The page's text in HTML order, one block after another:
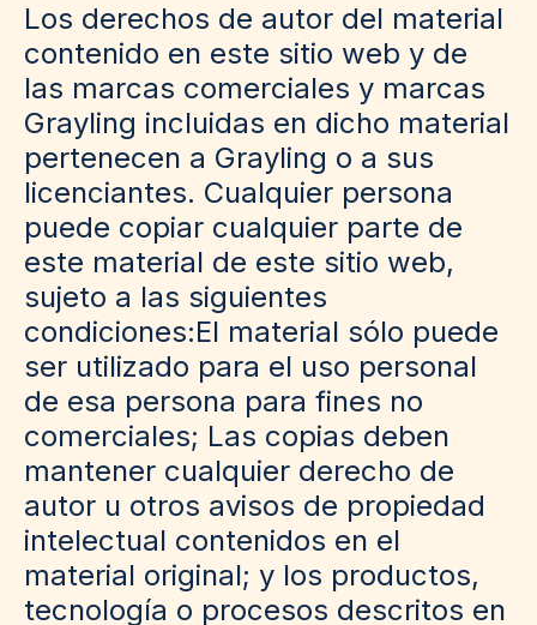
Los derechos de autor del material
contenido en este sitio web y de
las marcas comerciales y marcas
Grayling incluidas en dicho material
pertenecen a Grayling o a sus
licenciantes. Cualquier persona
puede copiar cualquier parte de
este material de este sitio web,
sujeto a las siguientes
condiciones:El material sólo puede
ser utilizado para el uso personal
de esa persona para fines no
comerciales; Las copias deben
mantener cualquier derecho de
autor u otros avisos de propiedad
intelectual contenidos en el
material original; y los productos,
tecnología o procesos descritos en